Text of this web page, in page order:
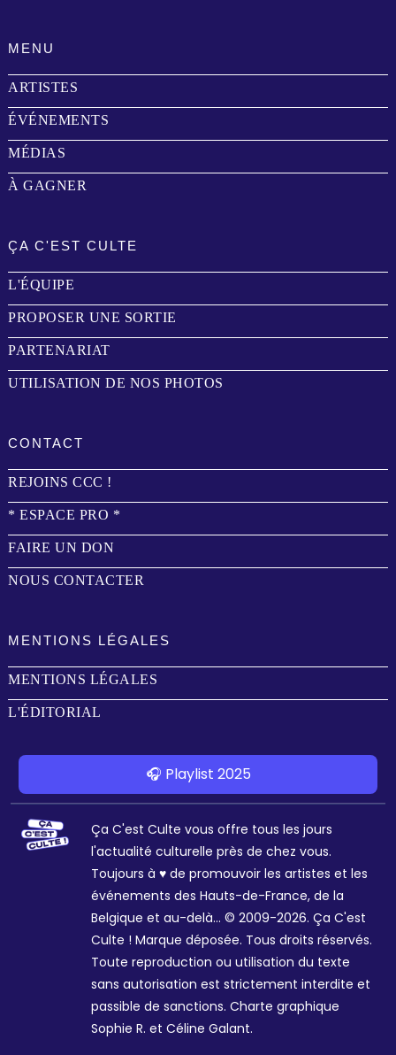
MENU
ARTISTES
ÉVÉNEMENTS
MÉDIAS
À GAGNER
ÇA C'EST CULTE
L'ÉQUIPE
PROPOSER UNE SORTIE
PARTENARIAT
UTILISATION DE NOS PHOTOS
CONTACT
REJOINS CCC !
* ESPACE PRO *
FAIRE UN DON
NOUS CONTACTER
MENTIONS LÉGALES
MENTIONS LÉGALES
L'ÉDITORIAL
🎧 Playlist 2025
Ça C'est Culte vous offre tous les jours
l'actualité culturelle près de chez vous.
Toujours à ♥ de promouvoir les artistes et les
événements des Hauts-de-France, de la
Belgique et au-delà... © 2009-2026. Ça C'est
Culte ! Marque déposée. Tous droits réservés.
Toute reproduction ou utilisation du texte
sans autorisation est strictement interdite et
passible de sanctions. Charte graphique
Sophie R. et Céline Galant.